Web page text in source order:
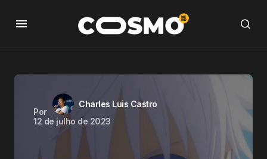
Por
Charles Luis Castro
12 de julho de 2023